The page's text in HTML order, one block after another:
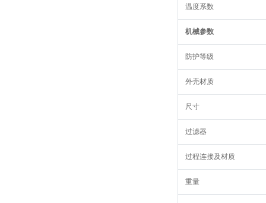
温度系数
机械参数
防护等级
外壳材质
尺寸
过滤器
过程连接及材质
重量